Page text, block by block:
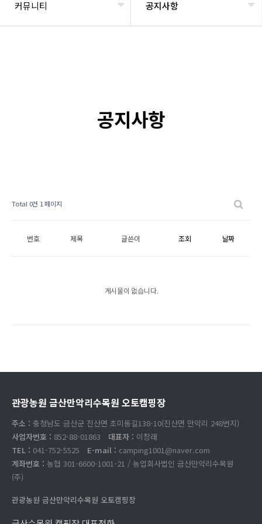
커뮤니티 공지사항
공지사항
Total 0건 1 페이지
번호 제목 글쓴이 조회 날짜
게시물이 없습니다.
관광농원 금산만악리수목원 오토캠핑장
주소 : 충청남도 금산군 진산면 초미동길138-10(진산면 만악리 248번지)
사업자번호 : 852-88-01863 대표자 : 이창래
TEL : 041-752-5525 E-mail : camping1001@naver.com
계좌번호 : 농협 301-6600-1001-21 / 농업회사법인 금산만악리수목원
(주)
관광농원 금산만악리수목원 오토캠핑장